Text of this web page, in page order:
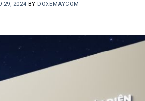
29, 2024 BY DOXEMAYCOM